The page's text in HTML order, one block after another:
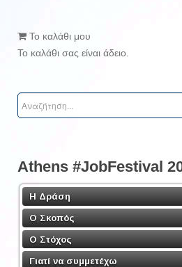
Το καλάθι μου
Το καλάθι σας είναι άδειο.
Athens #JobFestival
Η Δράση
Ο Σκοπός
Ο Στόχος
Γιατί να συμμετέχω